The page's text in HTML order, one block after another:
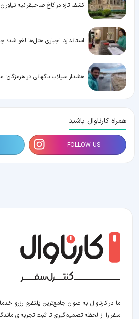
کشف تازه در کاخ صاحبقرانیه نیاوران
استاندارد اجباری هتل‌ها لغو شد؛
هشدار سیلاب ناگهانی در هرمزگان؛
همراه کارناوال باشید
FOLLOW US
ما در کارناوال به عنوان جامع‌ترین پلتفرم رزرو
سفر را از لحظه‌ تصمیم‌گیری تا ثبت تجربه‌ای